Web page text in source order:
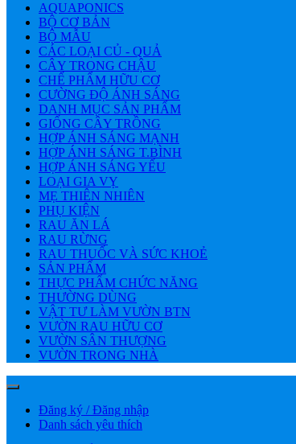
AQUAPONICS
BỘ CƠ BẢN
BỘ MẪU
CÁC LOẠI CỦ - QUẢ
CÂY TRONG CHẬU
CHẾ PHẨM HỮU CƠ
CƯỜNG ĐỘ ÁNH SÁNG
DANH MỤC SẢN PHẨM
GIỐNG CÂY TRỒNG
HỢP ÁNH SÁNG MẠNH
HỢP ÁNH SÁNG T.BÌNH
HỢP ÁNH SÁNG YẾU
LOẠI GIA VỴ
MẸ THIÊN NHIÊN
PHỤ KIỆN
RAU ĂN LÁ
RAU RỪNG
RAU THUỐC VÀ SỨC KHOẺ
SẢN PHẨM
THỰC PHẨM CHỨC NĂNG
THƯỜNG DÙNG
VẬT TƯ LÀM VƯỜN BTN
VƯỜN RAU HỮU CƠ
VƯỜN SÂN THƯỢNG
VƯỜN TRONG NHÀ
Đăng ký / Đăng nhập
Danh sách yêu thích